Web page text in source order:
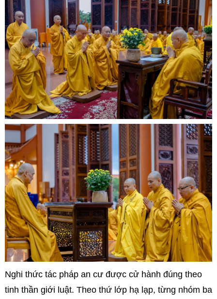
Nghi thức tác pháp an cư được cử hành đúng theo
tinh thần giới luật. Theo thứ lớp hạ lạp, từng nhóm ba